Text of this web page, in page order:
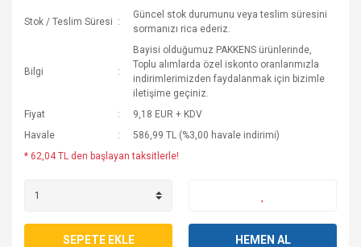
Stok / Teslim Süresi
Güncel stok durumunu veya teslim süresini
sormanızı rica ederiz.
Bilgi
Bayisi olduğumuz PAKKENS ürünlerinde,
Toplu alımlarda özel iskonto oranlarımızla
indirimlerimizden faydalanmak için bizimle
iletişime geçiniz.
Fiyat
9,18 EUR + KDV
Havale
586,99 TL (%3,00 havale indirimi)
* 62,04 TL den başlayan taksitlerle!
SEPETE EKLE HEMEN AL